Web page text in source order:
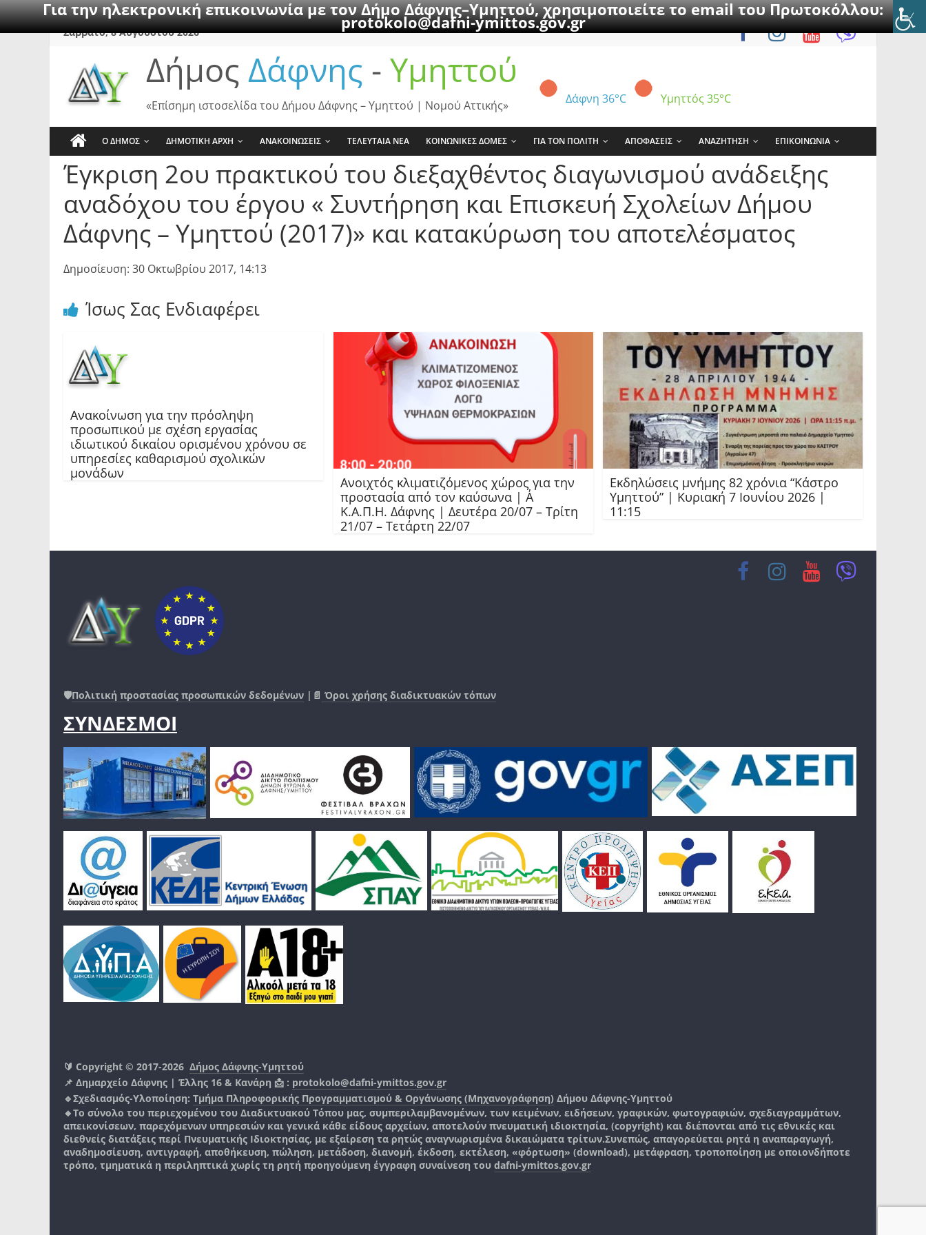
Για την ηλεκτρονική επικοινωνία με τον Δήμο Δάφνης–Υμηττού, χρησιμοποιείτε το email του Πρωτοκόλλου:
protokolo@dafni-ymittos.gov.gr
SkipΣάββατο, 8 Αυγούστου 2026
Δήμος Δάφνης - Υμηττού
Δάφνη 36°C Υμηττός 35°C
«Επίσημη ιστοσελίδα του Δήμου Δάφνης – Υμηττού | Νομού Αττικής»
Ο ΔΗΜΟΣ ΔΗΜΟΤΙΚΗ ΑΡΧΗ ΑΝΑΚΟΙΝΩΣΕΙΣ ΤΕΛΕΥΤΑΙΑ ΝΕΑ ΚΟΙΝΩΝΙΚΕΣ ΔΟΜΕΣ ΓΙΑ ΤΟΝ ΠΟΛΙΤΗ ΑΠΟΦΑΣΕΙΣ ΑΝΑΖΗΤΗΣΗ ΕΠΙΚΟΙΝΩΝΙΑ
Έγκριση 2ου πρακτικού του διεξαχθέντος διαγωνισμού ανάδειξης
αναδόχου του έργου « Συντήρηση και Επισκευή Σχολείων Δήμου
Δάφνης – Υμηττού (2017)» και κατακύρωση του αποτελέσματος
Δημοσίευση: 30 Οκτωβρίου 2017, 14:13
Ίσως Σας Ενδιαφέρει
Ανακοίνωση για την πρόσληψη
προσωπικού με σχέση εργασίας
ιδιωτικού δικαίου ορισμένου χρόνου σε
υπηρεσίες καθαρισμού σχολικών
μονάδων
Ανοιχτός κλιματιζόμενος χώρος για την
προστασία από τον καύσωνα | Α΄
Κ.Α.Π.Η. Δάφνης | Δευτέρα 20/07 – Τρίτη
21/07 – Τετάρτη 22/07
Εκδηλώσεις μνήμης 82 χρόνια “Κάστρο
Υμηττού” | Κυριακή 7 Ιουνίου 2026 |
11:15
🛡️Πολιτική προστασίας προσωπικών δεδομένων |📄 Όροι χρήσης διαδικτυακών τόπων
ΣΥΝΔΕΣΜΟΙ
🔰 Copyright © 2017-2026 Δήμος Δάφνης-Υμηττού
📌 Δημαρχείο Δάφνης | Έλλης 16 & Κανάρη 📩 : protokolo@dafni-ymittos.gov.gr
🔹Σχεδιασμός-Υλοποίηση: Τμήμα Πληροφορικής Προγραμματισμού & Οργάνωσης (Μηχανογράφηση) Δήμου Δάφνης-Υμηττού
🔸Το σύνολο του περιεχομένου του Διαδικτυακού Τόπου μας, συμπεριλαμβανομένων, των κειμένων, ειδήσεων, γραφικών, φωτογραφιών, σχεδιαγραμμάτων,
απεικονίσεων, παρεχόμενων υπηρεσιών και γενικά κάθε είδους αρχείων, αποτελούν πνευματική ιδιοκτησία, (copyright) και διέπονται από τις εθνικές και
διεθνείς διατάξεις περί Πνευματικής Ιδιοκτησίας, με εξαίρεση τα ρητώς αναγνωρισμένα δικαιώματα τρίτων.Συνεπώς, απαγορεύεται ρητά η αναπαραγωγή,
αναδημοσίευση, αντιγραφή, αποθήκευση, πώληση, μετάδοση, διανομή, έκδοση, εκτέλεση, «φόρτωση» (download), μετάφραση, τροποποίηση με οποιονδήποτε
τρόπο, τμηματικά η περιληπτικά χωρίς τη ρητή προηγούμενη έγγραφη συναίνεση του dafni-ymittos.gov.gr